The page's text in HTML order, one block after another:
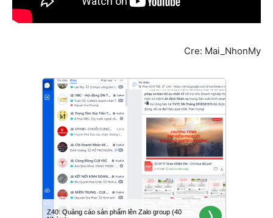
Cre: Mai_NhonMy